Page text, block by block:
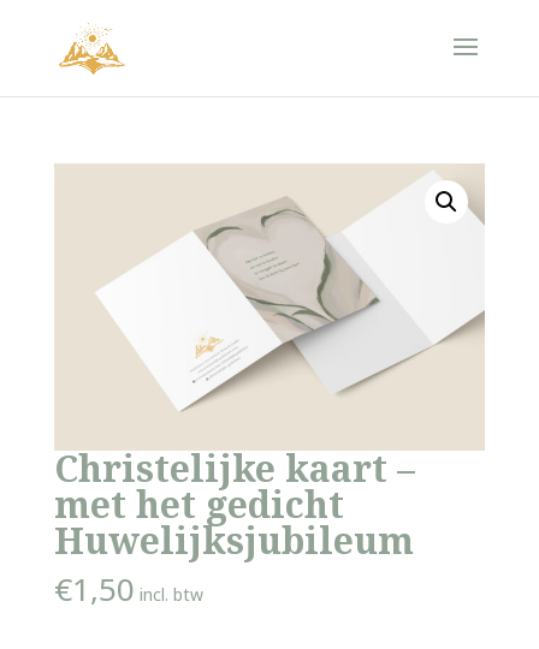
Christelijke kaart –
met het gedicht
Huwelijksjubileum
€1,50 incl. btw